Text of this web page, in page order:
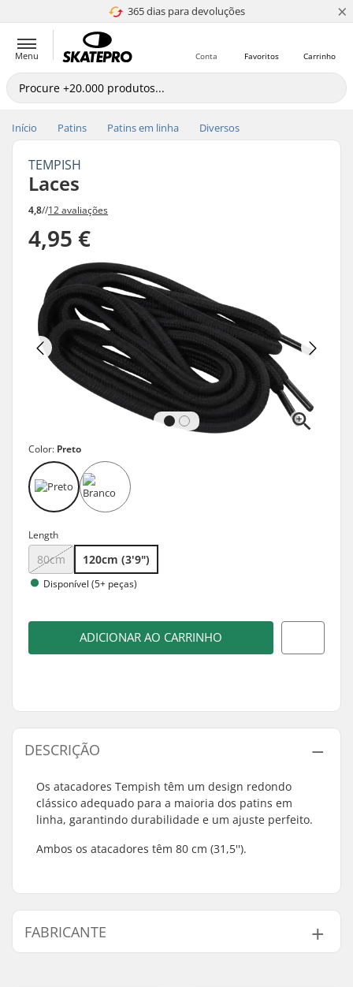
365 dias para devoluções
4.8 de 5 ×
Menu Carrinho
Favoritos
Conta
Início Patins Patins em linha Diversos
TEMPISH
Laces
4,8//12 avaliações
4,95 €
Color: Preto
Length
80cm 120cm (3'9")
Disponível (5+ peças)
ADICIONAR AO CARRINHO
DESCRIÇÃO
Os atacadores Tempish têm um design redondo
clássico adequado para a maioria dos patins em
linha, garantindo durabilidade e um ajuste perfeito.
Ambos os atacadores têm 80 cm (31,5'').
FABRICANTE